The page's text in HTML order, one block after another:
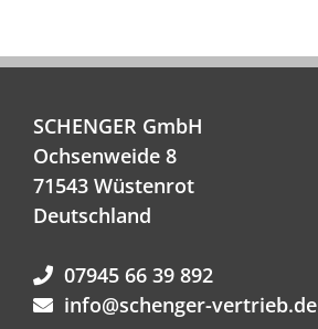
SCHENGER GmbH
Ochsenweide 8
71543 Wüstenrot
Deutschland
07945 66 39 892
info@schenger-vertrieb.de